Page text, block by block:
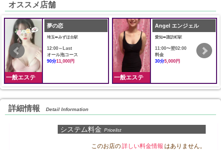
オススメ店舗
一般エステ
夢の恋
埼玉➠みずほ台駅
12:00～Last
オール泡コース
90分11,000円
一般エステ
Angel エンジェル
愛知➠諏訪町駅
11:00〜翌02:00
料金
30分5,000円
詳細情報 Detail Information
システム料金 Pricelist
このお店の詳しい料金情報 はありません。